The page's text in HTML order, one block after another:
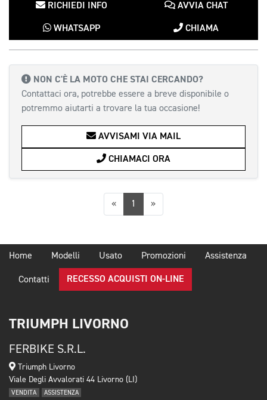
RICHIEDI INFO AVVIA CHAT
WHATSAPP CHIAMA
NON C'È LA MOTO CHE STAI CERCANDO?
Contattaci ora, potrebbe essere a breve disponibile o
potremmo aiutarti a trovare la tua occasione!
AVVISAMI VIA MAIL
CHIAMACI ORA
«Precedente
1 »Successiva
Home Modelli Usato Promozioni Assistenza
Contatti RECESSO ACQUISTI ON-LINE
TRIUMPH LIVORNO
FERBIKE S.R.L.
Triumph Livorno
Viale Degli Avvalorati 44 Livorno (LI)
VENDITA ASSISTENZA